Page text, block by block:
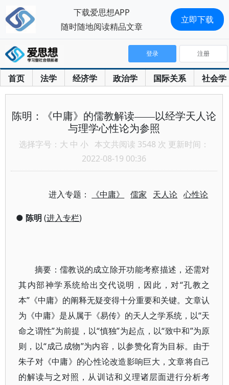
首页 法学 经济学 政治学 国际关系 社会学
登录 注册
陈明：《中庸》的儒教解读——以经学天人论
与理学心性论为参照
选择字号： 大 中 小 本文共阅读 3548 次 更新时间：
2022-08-19 00:36
进入专题： 《中庸》 儒家 天人论 心性论
● 陈明 (进入专栏)
摘要：儒教说的成立除开功能考察描述，还需对
其内部神学系统给出交代说明，因此，对“孔教之
本”《中庸》的阐释无疑变得十分重要和关键。文章认
为《中庸》是从属于《易传》的天人之学系统，以“天
命之谓性”为前提，以“慎独”为起点，以“致中和”为原
则，以“成己成物”为内容，以参赞化育为目标。由于
朱子对《中庸》的心性论改造影响巨大，文章将自己
的解读与之对照，从训诂和义理诸层面进行分析考
下载爱思想APP
随时随地阅读精品文章
立即下载